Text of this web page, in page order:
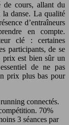
de cours, allant du
danse. La qualité
d’entraîneurs
en compte.
clé : certaines
participants, de se
prix est bien sûr un
de ne pas
prix plus bas pour
connectés.
70%
3 séances par